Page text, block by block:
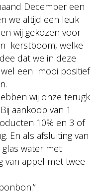
December een
we altijd een leuk
wij gekozen voor
kerstboom, welke
dat we in deze
een mooi positief
wij onze terugk
aankoop van 1
10% en 3 of
En als afsluiting van
water met
van appel met twee